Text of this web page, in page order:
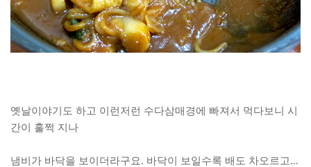
옛날이야기도 하고 이런저런 수다삼매경에 빠져서 먹다보니 시
간이 훌쩍 지나
냄비가 바닥을 보이더라구요. 바닥이 보일수록 배도 차오르고...